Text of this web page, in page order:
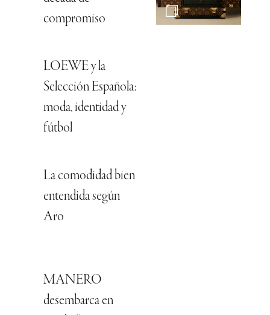
compromiso
LOEWE y la
Selección Española:
moda, identidad y
fútbol
La comodidad bien
entendida según
Aro
MANERO
desembarca en